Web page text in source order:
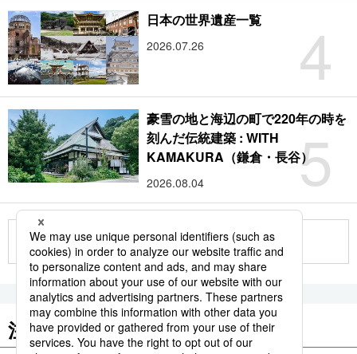
4
日本の世界遺産一覧
2026.07.26
5
豪雪の地と海辺の町で220年の時を
刻んだ伝統建築 : WITH
KAMAKURA（鎌倉・長谷）
2026.08.04
もっと見る
注目のキーワード